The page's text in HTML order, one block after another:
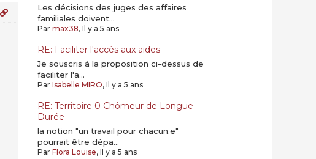
Les décisions des juges des affaires
familiales doivent...
Parmax38, Il y a 5 ans
RE: Faciliter l'accès aux aides
Je souscris à la proposition ci-dessus de
faciliter l'a...
ParIsabelle MIRO, Il y a 5 ans
RE: Territoire 0 Chômeur de Longue
Durée
la notion "un travail pour chacun.e"
pourrait être dépa...
ParFlora Louise, Il y a 5 ans